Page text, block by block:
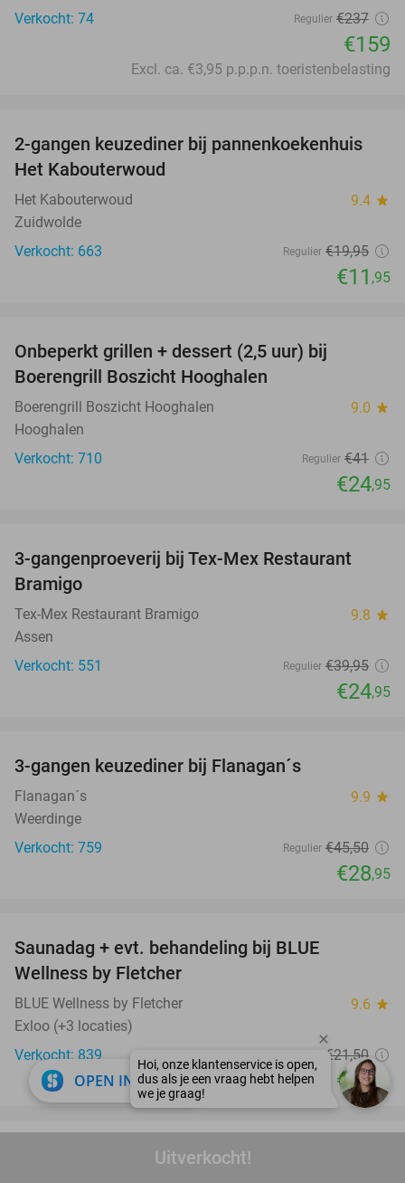
Uitverkocht!
Verkocht: 74
Regulier €237
€159
Excl. ca. €3,95 p.p.p.n. toeristenbelasting
40%
2-gangen keuzediner bij pannenkoekenhuis
Het Kabouterwoud
Het Kabouterwoud 9.4 star
Zuidwolde
Verkocht: 663
Regulier €19,95
€11 ,95
Onbeperkt grillen + dessert (2,5 uur) bij
Boerengrill Boszicht Hooghalen
Boerengrill Boszicht Hooghalen 9.0 star
Hooghalen
Verkocht: 710
Regulier €41
€24,95
38%
3-gangenproeverij bij Tex-Mex Restaurant
Bramigo
Tex-Mex Restaurant Bramigo 9.8 star
Assen
Verkocht: 551
Regulier €39,95
€24,95
3-gangen keuzediner bij Flanagan´s
Flanagan´s 9.9 star
Weerdinge
Verkocht: 759
Regulier €45,50
€28,95
Saunadag + evt. behandeling bij BLUE
Wellness by Fletcher
BLUE Wellness by Fletcher 9.6 star
Exloo (+3 locaties)
Verkocht: 839
€21,50
€12,50
favorite_border
Blotevoetenpad of Familiepad incl. drankje,
OPEN IN APP close